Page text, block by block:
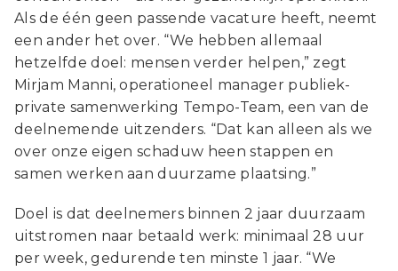
Als de één geen passende vacature heeft, neemt
een ander het over. “We hebben allemaal
hetzelfde doel: mensen verder helpen,” zegt
Mirjam Manni, operationeel manager publiek-
private samenwerking Tempo-Team, een van de
deelnemende uitzenders. “Dat kan alleen als we
over onze eigen schaduw heen stappen en
samen werken aan duurzame plaatsing.”
Doel is dat deelnemers binnen 2 jaar duurzaam
uitstromen naar betaald werk: minimaal 28 uur
per week, gedurende ten minste 1 jaar. “We